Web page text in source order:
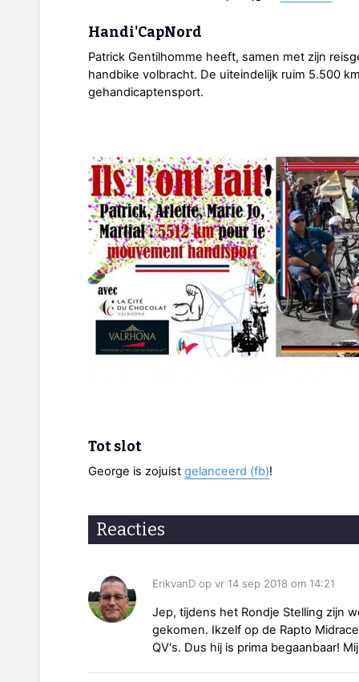
Handi'CapNord
Patrick Gentilhomme heeft, samen met zijn
handbike volbracht. De uiteindelijk ruim 5.500
gehandicaptensport.
Tot slot
George is zojuist gelanceerd (fb)!
Reacties
ErikvanD op vr 14 sep 2018 om 14:21
Jep, tijdens het Rondje Stelling zijn
gekomen. Ikzelf op de Rapto
QV's. Dus hij is prima begaanbaar!